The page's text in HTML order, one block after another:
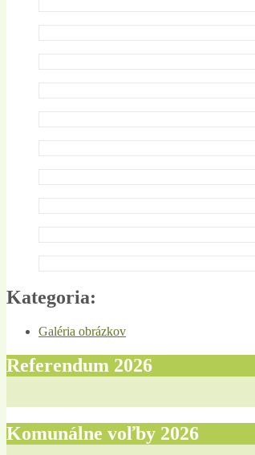
Kategoria:
Galéria obrázkov
Referendum 2026
Komunálne voľby 2026